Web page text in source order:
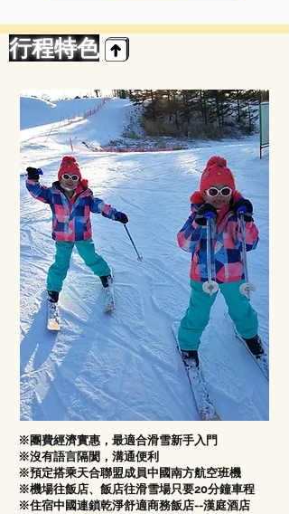
行程特色
※團費經濟實惠，最適合滑雪新手入門
※沒有語言隔閡，溝通便利
※預定搭乘天合聯盟成員中國南方航空班機
※機場往飯店、飯店往滑雪場只要20分鐘車程
※住宿中國連鎖乾淨舒適商務飯店--漢庭酒店